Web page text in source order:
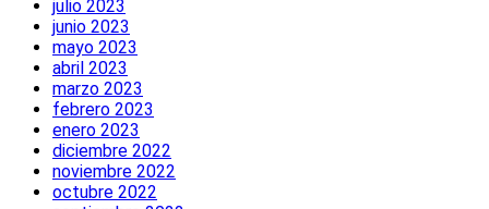
julio 2023
junio 2023
mayo 2023
abril 2023
marzo 2023
febrero 2023
enero 2023
diciembre 2022
noviembre 2022
octubre 2022